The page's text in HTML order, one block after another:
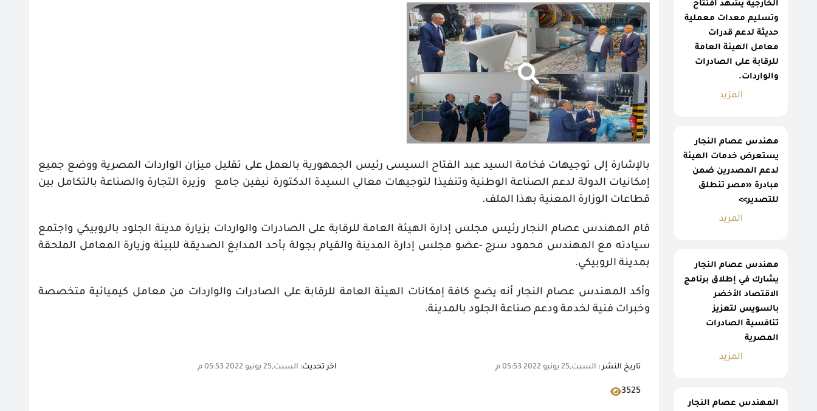
الخارجية يشهد افتتاح
وتسليم معدات معملية
حديثة لدعم قدرات
معامل الهيئة العامة
للرقابة على الصادرات
والواردات.
المزيد
مهندس عصام النجار
يستعرض خدمات الهيئة
لدعم المصدرين ضمن
مبادرة «مصر تنطلق
للتصدير>>
المزيد
مهندس عصام النجار
يشارك في إطلاق برنامج
الاقتصاد الأخضر
بالسويس لتعزيز
تنافسية الصادرات
المصرية
المزيد
المهندس عصام النجار
بالإشارة إلى توجيهات فخامة السيد عبد الفتاح السيسى رئيس الجمهورية بالعمل على تقليل ميزان الواردات المصرية ووضع جميع
إمكانيات الدولة لدعم الصناعة الوطنية وتنفيذا لتوجيهات معالي السيدة الدكتورة نيفين جامع
وزيرة التجارة والصناعة بالتكامل بين
قطاعات الوزارة المعنية بهذا الملف.
قام المهندس عصام النجار رئيس مجلس إدارة الهيئة العامة للرقابة على الصادرات والواردات بزيارة مدينة الجلود بالروبيكي واجتمع
سيادته مع المهندس محمود سرج -عضو مجلس إدارة المدينة والقيام بجولة بأحد المدابغ الصديقة للبيئة وزيارة المعامل الملحقة
بمدينة الروبيكي.
وأكد المهندس عصام النجار أنه يضع كافة إمكانات الهيئة العامة للرقابة على الصادرات والواردات من معامل كيميائية متخصصة
وخبرات فنية لخدمة ودعم صناعة الجلود بالمدينة.
تاريخ النشر : السبت,25 يونيو 2022 05:53 م اخر تحديث: السبت,25 يونيو 2022 05:53 م
3525